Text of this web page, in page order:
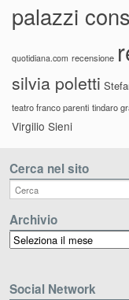
palazzi
quotidiana.com recensione
silvia poletti
teatro franco parenti tindaro
Virgilio Sieni
Cerca nel sito
Archivio
Archivio
Social Network